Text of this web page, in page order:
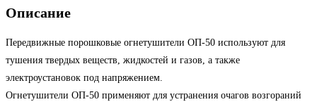
Описание
Передвижные порошковые огнетушители ОП-50 используют для
тушения твердых веществ, жидкостей и газов, а также
электроустановок под напряжением.
Огнетушители ОП-50 применяют для устранения очагов возгораний